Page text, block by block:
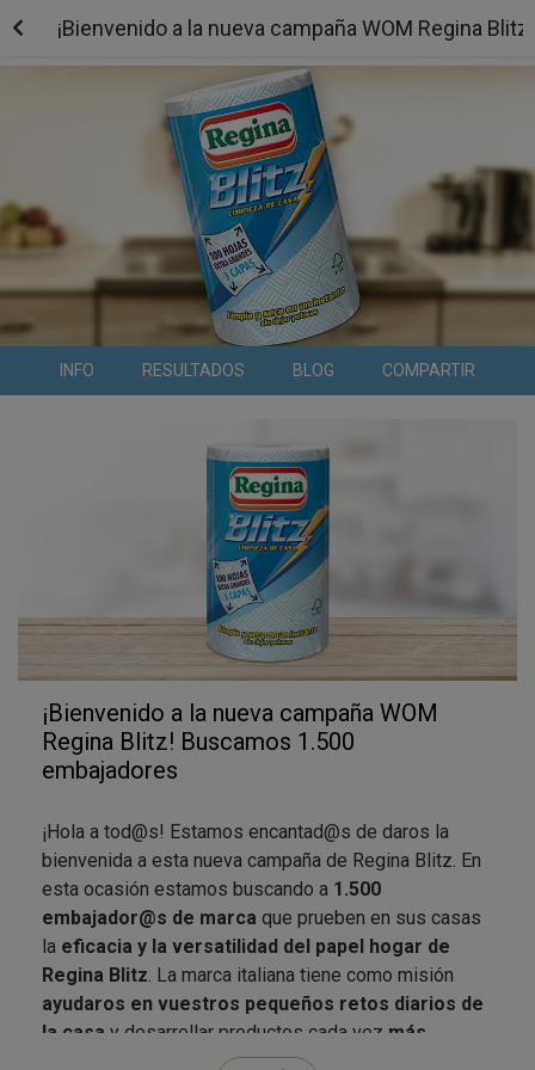
¡Bienvenido a la nueva campaña WOM Regina
INFO RESULTADOS BLOG COMPARTIR
¡Bienvenido a la nueva campaña WOM
Regina Blitz! Buscamos 1.500
embajadores
¡Hola a tod@s! Estamos encantad@s de daros la
bienvenida a esta nueva campaña de Regina Blitz. En
esta ocasión estamos buscando a 1.500
embajador@s de marca que prueben en sus casas
la eficacia y la versatilidad del papel hogar de
Regina Blitz. La marca italiana tiene como misión
ayudaros en vuestros pequeños retos diarios de
la casa y desarrollar productos cada vez más
innovadores, sostenibles y de alto rendimiento